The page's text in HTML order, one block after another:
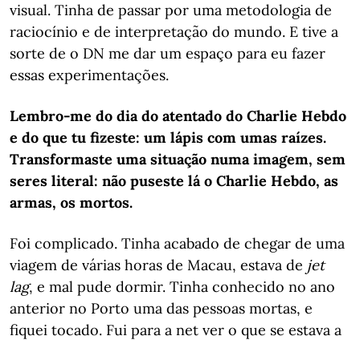
visual. Tinha de passar por uma metodologia de
raciocínio e de interpretação do mundo. E tive a
sorte de o DN me dar um espaço para eu fazer
essas experimentações.
Lembro-me do dia do atentado do Charlie Hebdo
e do que tu fizeste: um lápis com umas raízes.
Transformaste uma situação numa imagem, sem
seres literal: não puseste lá o Charlie Hebdo, as
armas, os mortos.
Foi complicado. Tinha acabado de chegar de uma
viagem de várias horas de Macau, estava de jet
lag, e mal pude dormir. Tinha conhecido no ano
anterior no Porto uma das pessoas mortas, e
fiquei tocado. Fui para a net ver o que se estava a